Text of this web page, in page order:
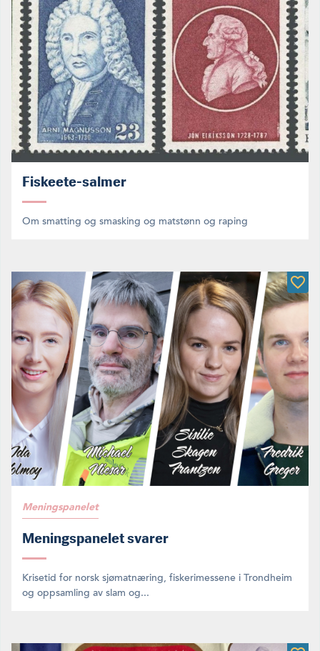
Fiskeete-salmer
Om smatting og smasking og matstønn og raping
Meningspanelet
Meningspanelet svarer
Krisetid for norsk sjømatnæring, fiskerimessene i Trondheim
og oppsamling av slam og...